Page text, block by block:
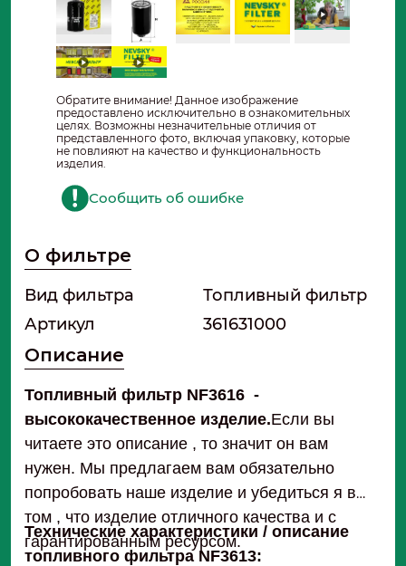
Обратите внимание! Данное изображение
предоставлено исключительно в ознакомительных
целях. Возможны незначительные отличия от
представленного фото, включая упаковку, которые
не повлияют на качество и функциональность
изделия.
Сообщить об ошибке
О фильтре
Вид фильтра
Топливный фильтр
Артикул
361631000
Описание
Топливный фильтр NF3616 -
высококачественное изделие.Если вы
читаете это описание , то значит он вам
нужен. Мы предлагаем вам обязательно
попробовать наше изделие и убедиться я в
том , что изделие отличного качества и с
гарантированным ресурсом.
Технические характеристики / описание
топливного фильтра NF3613: